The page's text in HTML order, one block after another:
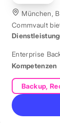
München,
Commvault
Enterprise
Kompetenzen
Backup,